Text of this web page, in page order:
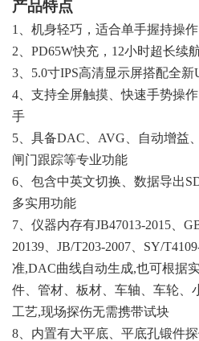
产品特点
1、 机身轻巧，适合单手握持操作
2、 PD65W快充 ， 12小时超长续
3、 5.0寸IPS高清显示屏搭配全
4、 支持全屏触摸、快速手势操
手
5、 具备DAC、AVG、自动增益
闸门跟踪等专业功能
6、 包含中英文切换、数据导出
多实用功能
7、 仪器内存有JB47013-2015、
20139、JB/T203-2007、SY/
准,DAC曲线自动生成,也可根据
件、管材、板材、车轴、车轮、
工艺,现场探伤无需携带试块
8、内置有大平底、平底孔锻件